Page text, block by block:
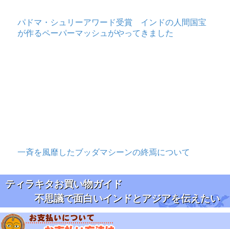
パドマ・シュリーアワード受賞 インドの人間国宝
が作るペーパーマッシュがやってきました
一斉を風靡したブッダマシーンの終焉について
ティラキタお買い物ガイド
不思議で面白いインドとアジアを伝えたい